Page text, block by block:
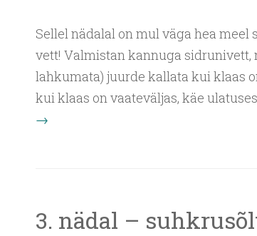
Sellel nädalal on mul väga hea
vett! Valmistan kannuga sidrunivett,
lahkumata) juurde kallata kui klaas
kui klaas on vaateväljas, käe
→
3. nädal –